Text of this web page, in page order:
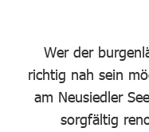
Wer der
richtig nah sein
am Neusiedler
sorgfältig